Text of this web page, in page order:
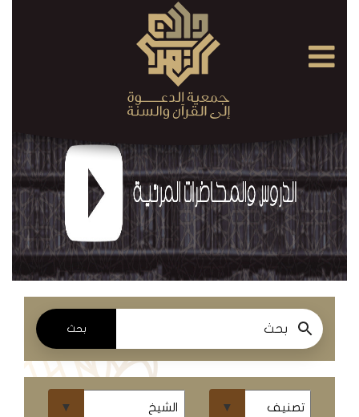
الدروس
والمحاضرات
المسموعة
الدروس
والمحاضرات
الدروس
ومحاضرات
المباشر
بحث